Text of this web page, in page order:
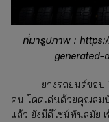
ที่มารูปภาพ :
ยางรถยนต์ขอบ
คน โดดเด่นด้วยคุณสม
แล้ว ยังมีดีไซน์ทันสมัย